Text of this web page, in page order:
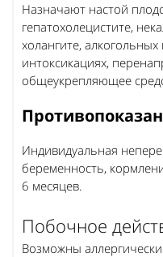
Назначают настой
гепатохолецистите,
холангите,
интоксикациях,
общеукрепляющее
Индивидуальная
беременность,
6 месяцев.
Побочное
Возможны